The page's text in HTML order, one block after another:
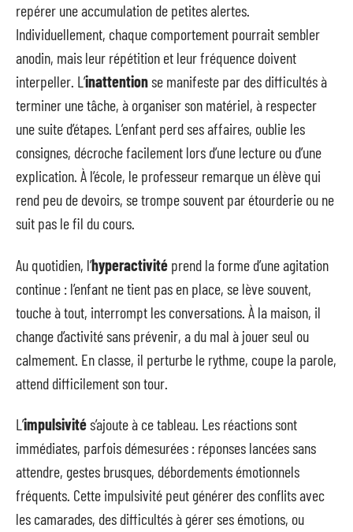
repérer une accumulation de petites alertes.
Individuellement, chaque comportement pourrait sembler
anodin, mais leur répétition et leur fréquence doivent
interpeller. L’inattentionse manifeste par des difficultés à
terminer une tâche, à organiser son matériel, à respecter
une suite d’étapes. L’enfant perd ses affaires, oublie les
consignes, décroche facilement lors d’une lecture ou d’une
explication. À l’école, le professeur remarque un élève qui
rend peu de devoirs, se trompe souvent par étourderie ou ne
suit pas le fil du cours.
Au quotidien, l’hyperactivité prend la forme d’une agitation
continue : l’enfant ne tient pas en place, se lève souvent,
touche à tout, interrompt les conversations. À la maison, il
change d’activité sans prévenir, a du mal à jouer seul ou
calmement. En classe, il perturbe le rythme, coupe la parole,
attend difficilement son tour.
L’impulsivités’ajoute à ce tableau. Les réactions sont
immédiates, parfois démesurées : réponses lancées sans
attendre, gestes brusques, débordements émotionnels
fréquents. Cette impulsivité peut générer des conflits avec
les camarades, des difficultés à gérer ses émotions, ou